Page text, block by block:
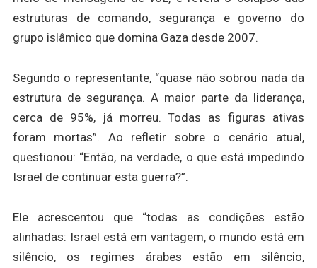
estruturas de comando, segurança e governo do
grupo islâmico que domina Gaza desde 2007.
Segundo o representante, “quase não sobrou nada da
estrutura de segurança. A maior parte da liderança,
cerca de 95%, já morreu. Todas as figuras ativas
foram mortas”. Ao refletir sobre o cenário atual,
questionou: “Então, na verdade, o que está impedindo
Israel de continuar esta guerra?”.
Ele acrescentou que “todas as condições estão
alinhadas: Israel está em vantagem, o mundo está em
silêncio, os regimes árabes estão em silêncio,